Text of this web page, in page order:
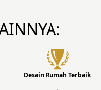
Desain Rumah Terbaik